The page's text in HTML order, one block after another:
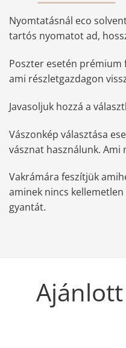
Nyomtatásnál eco
tartós nyomatot ad,
Poszter esetén prémium
ami részletgazdagon
Javasoljuk hozzá a
Vászonkép választása
vásznat használunk.
Vakrámára feszítjük
aminek nincs
gyantát.